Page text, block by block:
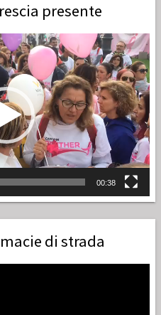
presente
00:38
di strada